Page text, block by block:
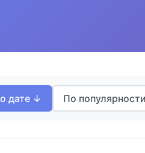
дате ↓ По популярности